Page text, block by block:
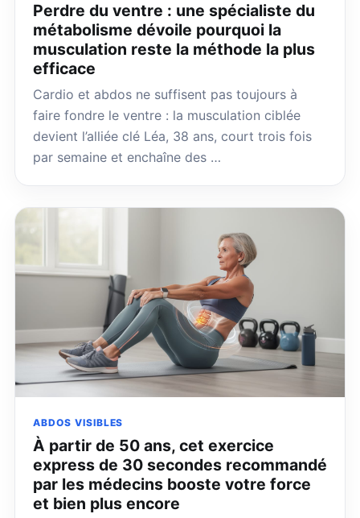
Perdre du ventre : une spécialiste du
métabolisme dévoile pourquoi la
musculation reste la méthode la plus
efficace
Cardio et abdos ne suffisent pas toujours à
faire fondre le ventre : la musculation ciblée
devient l’alliée clé Léa, 38 ans, court trois fois
par semaine et enchaîne des …
ABDOS VISIBLES
À partir de 50 ans, cet exercice
express de 30 secondes recommandé
par les médecins booste votre force
et bien plus encore